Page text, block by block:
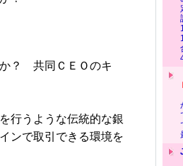
？ 共同ＣＥＯのキ
行うような伝統的な銀
ンで取引できる環境を